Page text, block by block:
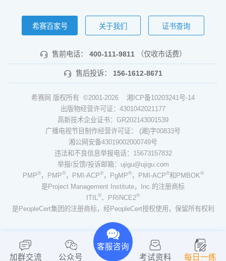
希赛百家号 关于我们 证书查询
售前电话： 400-111-9811 （仅收市话费）
售后投诉： 156-1612-8671
希赛网 版权所有 ©2001-2026 湘ICP备10203241号-14
出版物经营许可证：4301042021177
高新技术企业证书：GR202143001539
广播电视节目制作经营许可证： (湘)字00833号
湘公网安备43019002000749号
违法和不良信息举报电话：15673157832
举报/反馈/投诉邮箱：ujigu@ujigu.com
PMP®，PMP®，PMI-ACP®，PgMP®，PMI-ACP®和PMBOK®
是Project Management Institute，Inc.的注册商标
ITIL ®、PRINCE2®
是PeopleCert集团的注册商标，经PeopleCert授权使用，保留所有权利
加群交流 公众号
客服咨询
考试资料
每日一练